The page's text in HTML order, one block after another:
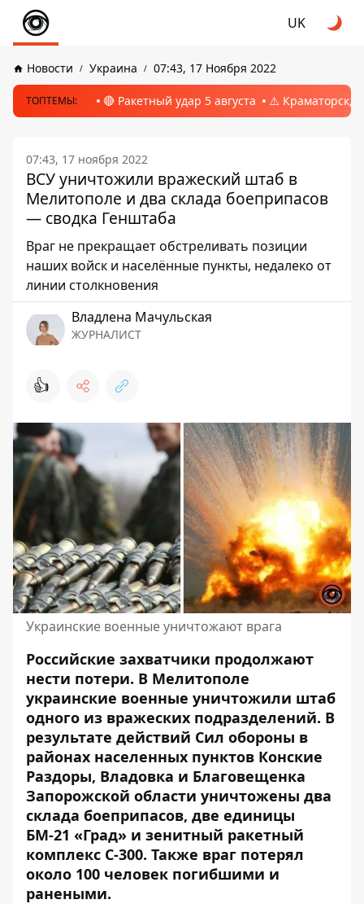
UK
Новости Украина 07:43, 17 Ноября 2022
ТОПТЕМЫ: 🔴 Ракетный удар 5 августа ⚠️ Краматорск,
07:43, 17 ноября 2022
ВСУ уничтожили вражеский штаб в
Мелитополе и два склада боеприпасов
— сводка Генштаба
Враг не прекращает обстреливать позиции
наших войск и населённые пункты, недалеко от
линии столкновения
Владлена Мачульская
ЖУРНАЛИСТ
👍
Украинские военные уничтожают врага
Российские захватчики продолжают
нести потери. В Мелитополе
украинские военные уничтожили штаб
одного из вражеских подразделений. В
результате действий Сил обороны в
районах населенных пунктов Конские
Раздоры, Владовка и Благовещенка
Запорожской области уничтожены два
склада боеприпасов, две единицы
БМ-21 «Град» и зенитный ракетный
комплекс С-300. Также враг потерял
около 100 человек погибшими и
ранеными.